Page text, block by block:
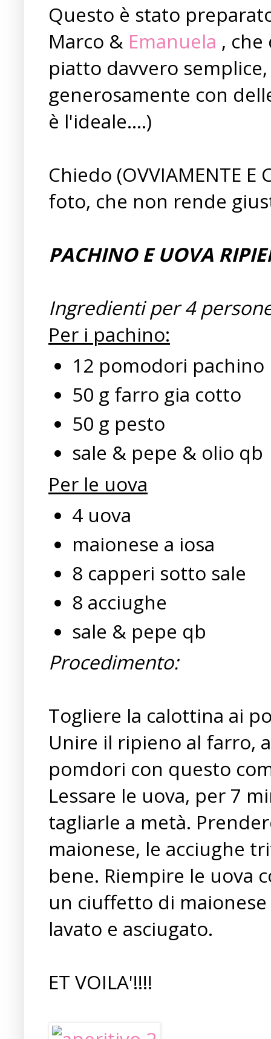
Questo è stato
Marco & Emanuela ,
piatto davvero
generosamente con
è l'ideale....)
Chiedo (OVVIAMENTE
foto, che non rende
PACHINO E UOVA
Ingredienti per 4
Per i pachino:
12 pomodori pachino
50 g farro gia cotto
50 g pesto
sale & pepe & olio qb
Per le uova
4 uova
maionese a iosa
8 capperi sotto sale
8 acciughe
sale & pepe qb
Procedimento:
Togliere la calottina ai
Unire il ripieno al farro,
pomdori con questo
Lessare le uova, per 7
tagliarle a metà.
maionese, le acciughe
bene. Riempire le uova
un ciuffetto di
lavato e asciugato.
ET VOILA'!!!!